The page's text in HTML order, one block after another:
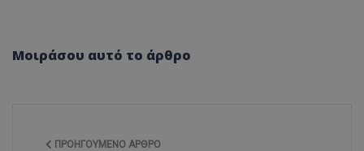
Μοιράσου αυτό το άρθρο
ΠΡΟΗΓΟΎΜΕΝΟ ΆΡΘΡΟ